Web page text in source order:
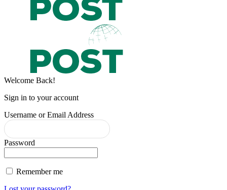
Welcome Back!
Sign in to your account
Username or Email Address
Password
Remember me